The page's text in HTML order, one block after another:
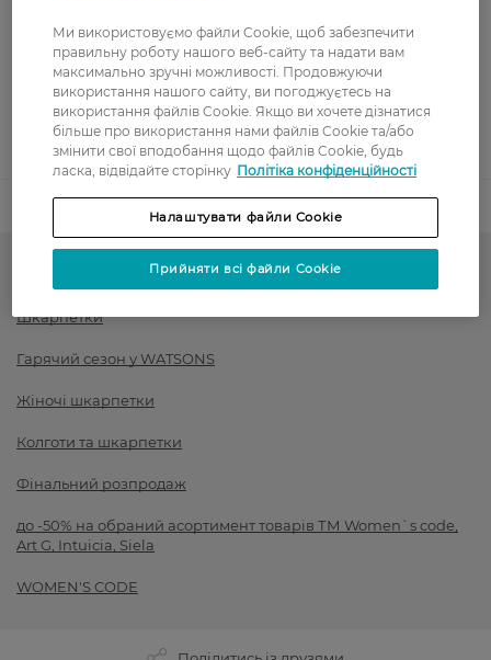
Оплата карткою
Післяоплата
Показати більше
-50% на обраний асортимент
Шкарпетки
Гарячий сезон у WATSONS
Жіночі шкарпетки
Колготи та шкарпетки
Фінальний розпродаж
до -50% на обраний асортимент товарів ТМ Women`s code,
Art G, Intuicia, Siela
WOMEN'S CODE
Ми використовуємо файли Cookie, щоб забезпечити
правильну роботу нашого веб-сайту та надати вам
максимально зручні можливості. Продовжуючи
використання нашого сайту, ви погоджуєтесь на
використання файлів Cookie. Якщо ви хочете дізнатися
більше про використання нами файлів Cookie та/або
змінити свої вподобання щодо файлів Cookie, будь
ласка, відвідайте сторінку Політіка конфіденційності
Налаштувати файли Cookie
Прийняти всі файли Cookie